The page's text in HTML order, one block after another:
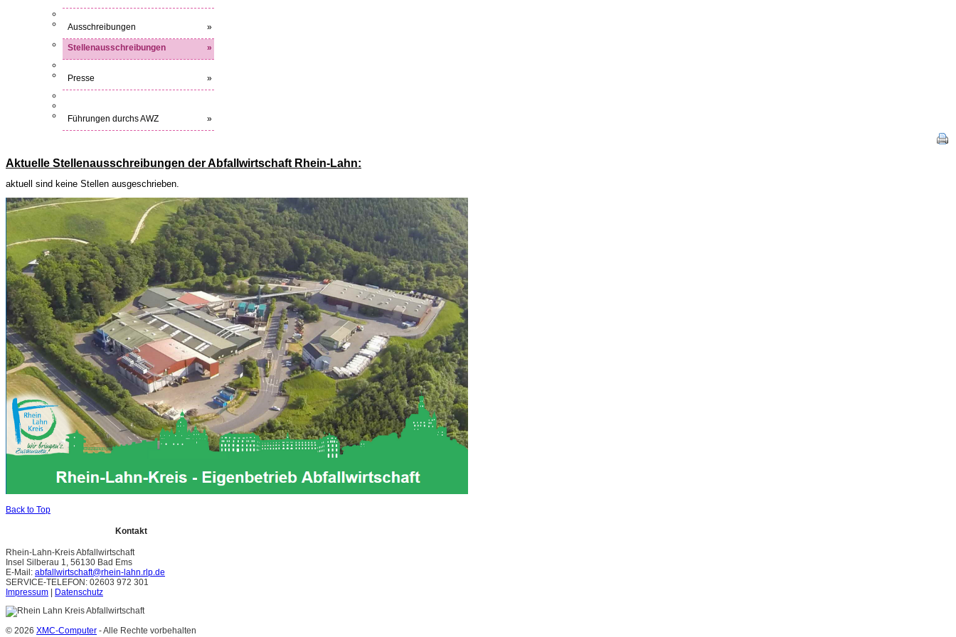
Ausschreibungen »
Stellenausschreibungen »
Presse »
Führungen durchs AWZ »
Aktuelle Stellenausschreibungen der Abfallwirtschaft Rhein-Lahn:
aktuell sind keine Stellen ausgeschrieben.
Back to Top
Kontakt
Rhein-Lahn-Kreis Abfallwirtschaft
Insel Silberau 1, 56130 Bad Ems
E-Mail: abfallwirtschaft@rhein-lahn.rlp.de
SERVICE-TELEFON: 02603 972 301
Impressum | Datenschutz
© 2026 XMC-Computer - Alle Rechte vorbehalten